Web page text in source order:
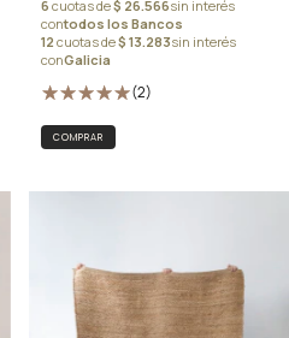
(2)
COMPRAR